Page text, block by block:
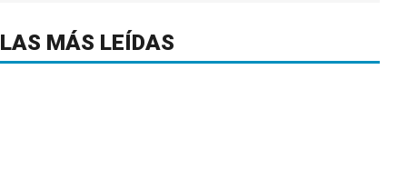
LAS MÁS LEÍDAS